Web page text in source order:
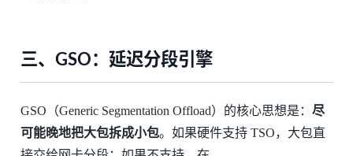
三、GSO：延迟分段引擎
GSO（Generic Segmentation Offload）的核心思想是： 尽
可能晚地把大包拆成小包。如果硬件支持 TSO，大包直